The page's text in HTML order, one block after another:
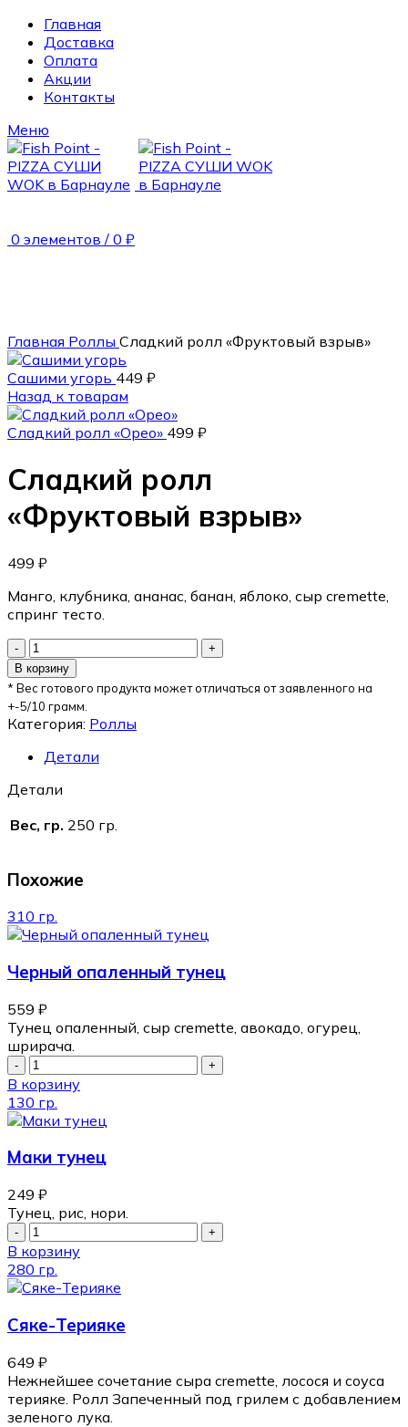
Главная
Доставка
Оплата
Акции
Контакты
Меню
0 элементов / 0 ₽
Главная Роллы Сладкий ролл «Фруктовый взрыв»
Сашими угорь 449 ₽
Назад к товарам
Сладкий ролл «Орео» 499 ₽
Сладкий ролл
«Фруктовый взрыв»
499 ₽
Манго, клубника, ананас, банан, яблоко, сыр cremette,
спринг тесто.
В корзину
* Вес готового продукта может отличаться от заявленного на
+-5/10 грамм.
Категория: Роллы
Детали
Детали
Вес, гр. 250 гр.
Похожие
310 гр.
Черный опаленный тунец
559 ₽
Тунец опаленный, сыр cremette, авокадо, огурец,
шрирача.
В корзину
130 гр.
Маки тунец
249 ₽
Тунец, рис, нори.
В корзину
280 гр.
Сяке-Терияке
649 ₽
Нежнейшее сочетание сыра cremette, лосося и соуса
терияке. Ролл Запеченный под грилем с добавлением
зеленого лука.